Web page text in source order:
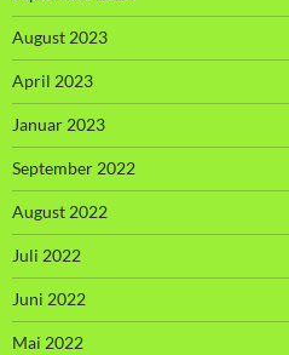
August 2023
April 2023
Januar 2023
September 2022
August 2022
Juli 2022
Juni 2022
Mai 2022